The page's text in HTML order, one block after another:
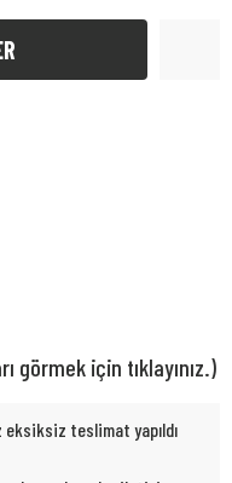
görmek için tıklayınız.)
teslimat yapıldı